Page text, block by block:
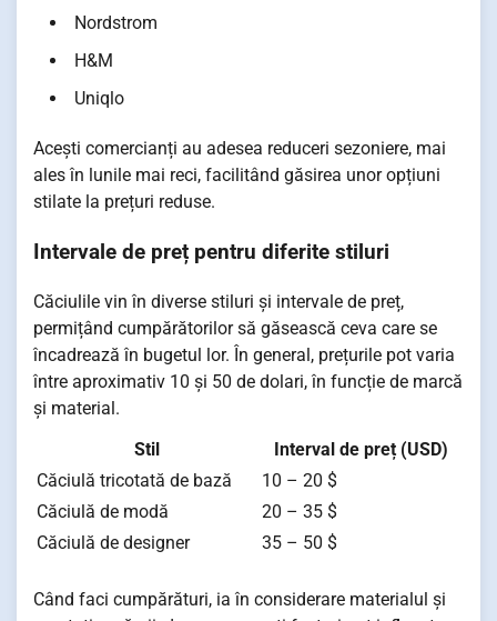
Nordstrom
H&M
Uniqlo
Acești comercianți au adesea reduceri sezoniere, mai
ales în lunile mai reci, facilitând găsirea unor opțiuni
stilate la prețuri reduse.
Intervale de preț pentru diferite stiluri
Căciulile vin în diverse stiluri și intervale de preț,
permițând cumpărătorilor să găsească ceva care se
încadrează în bugetul lor. În general, prețurile pot varia
între aproximativ 10 și 50 de dolari, în funcție de marcă
și material.
Stil
Interval de preț (USD)
Căciulă tricotată de bază
10 – 20 $
Căciulă de modă
20 – 35 $
Căciulă de designer
35 – 50 $
Când faci cumpărături, ia în considerare materialul și